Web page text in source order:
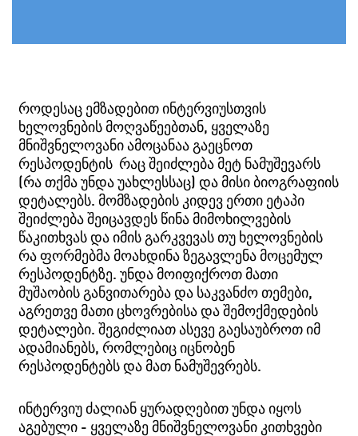
როდესაც ემზადებით ინტერვიუსთვის
ხელოვნების მოღვაწეებთან, ყველაზე
მნიშვნელოვანი ამოცანაა გაეცნოთ
რესპოდენტის რაც შეიძლება მეტ ნამუშევარს
(რა თქმა უნდა უახლესსაც) და მისი ბიოგრაფიის
დეტალებს. მომზადების კიდევ ერთი ეტაპი
შეიძლება შეიცავდეს წინა მიმოხილვების
წაკითხვას და იმის გარკვევას თუ ხელოვნების
რა ფორმებმა მოახდინა ზეგავლენა მოცემულ
რესპოდენტზე. უნდა მოიფიქროთ მათი
მუშაობის განვითარება და საკვანძო თემები,
აგრეთვე მათი ცხოვრებისა და შემოქმედების
დეტალები. შეგიძლიათ ასევე გაესაუბროთ იმ
ადამიანებს, რომლებიც იცნობენ
რესპოდენტებს და მათ ნამუშევრებს.
ინტერვიუ ძალიან ყურადღებით უნდა იყოს
აგებული - ყველაზე მნიშვნელოვანი კითხვები